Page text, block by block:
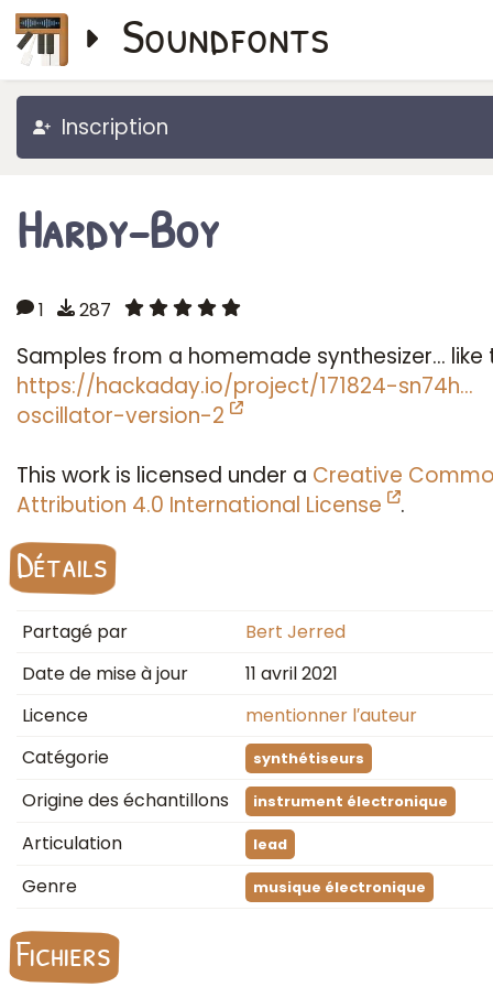
Soundfonts
Inscription
Hardy-Boy
1 287
Samples from a homemade synthesizer... like
https://hackaday.io/project/171824-sn74h…
oscillator-version-2
This work is licensed under a Creative
Attribution 4.0 International License
.
Détails
Partagé par
Bert Jerred
Date de mise à jour
11 avril 2021
Licence
mentionner l′auteur
Catégorie
synthétiseurs
Origine des échantillons instrument électronique
Articulation lead
Genre musique électronique
Fichiers